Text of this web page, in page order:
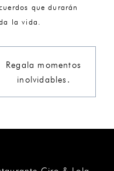
que durarán
la vida.
Regala momentos
inolvidables.